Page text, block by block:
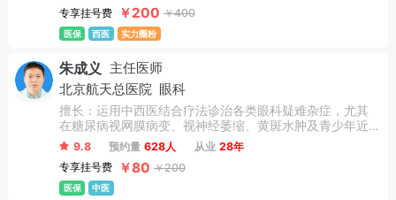
专享挂号费
￥200 ￥400
医保 西医 实力圈粉
朱成义 主任医师
北京航天总医院
眼科
擅长：运用中西医结合疗法诊治各类眼科疑难杂症，尤其
在糖尿病视网膜病变、视神经萎缩、黄斑水肿及青少年近
视防控等领域积累了丰富经验。致力于中医眼科技术的传
承与创新，在眼科针灸治疗方面具有较高的学术造诣。
9.8 预约量 628人 从业 28年
专享挂号费
￥80 ￥200
医保 中医